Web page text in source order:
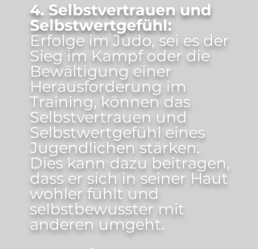
4. Selbstvertrauen und
Selbstwertgefühl:
Erfolge im Judo, sei es der
Sieg im Kampf oder die
Bewältigung einer
Herausforderung im
Training, können das
Selbstvertrauen und
Selbstwertgefühl eines
Jugendlichen stärken.
Dies kann dazu beitragen,
dass er sich in seiner Haut
wohler fühlt und
selbstbewusster mit
anderen umgeht.